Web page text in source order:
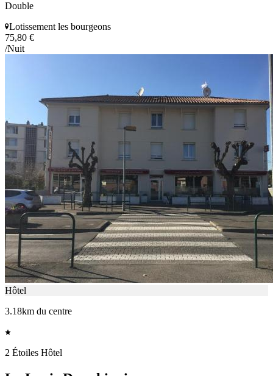
Double
Lotissement les bourgeons
75,80 €
/Nuit
Hôtel
3.18km du centre
2 Étoiles Hôtel